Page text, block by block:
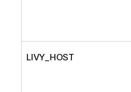
LIVY_HOST